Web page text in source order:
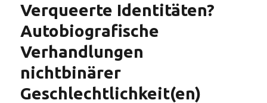
Verqueerte Identitäten?
Autobiografische
Verhandlungen
nichtbinärer
Geschlechtlichkeit(en)